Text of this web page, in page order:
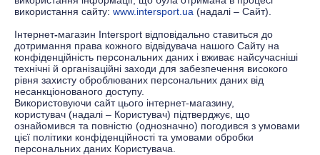
використання сайту: www.intersport.ua (надалі – Сайт).
Інтернет-магазин Іntersport відповідально ставиться до
дотримання права кожного відвідувача нашого Сайту на
конфіденційність персональних даних і вживає найсучасніші
технічні й організаційні заходи для забезпечення високого
рівня захисту оброблюваних персональних даних від
несанкціонованого доступу.
Використовуючи сайт цього інтернет-магазину,
користувач (надалі – Користувач) підтверджує, що
ознайомився та повністю (однозначно) погодився з умовами
цієї політики конфіденційності та умовами обробки
персональних даних Користувача.